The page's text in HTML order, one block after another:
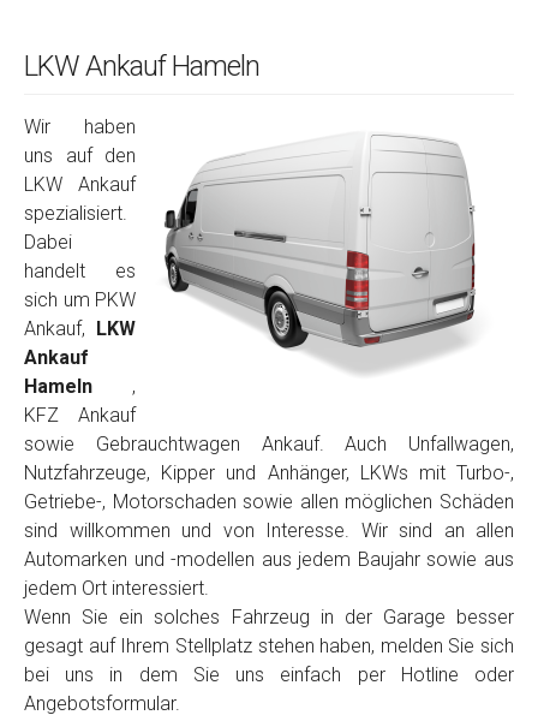
LKW Ankauf Hameln
Wir haben
uns auf den
LKW Ankauf
spezialisiert.
Dabei
handelt es
sich um PKW
Ankauf,
LKW
Ankauf
Hameln ,
KFZ Ankauf
sowie Gebrauchtwagen Ankauf. Auch Unfallwagen,
Nutzfahrzeuge, Kipper und Anhänger, LKWs mit Turbo-,
Getriebe-, Motorschaden sowie allen möglichen Schäden
sind willkommen und von Interesse. Wir sind an allen
Automarken und -modellen aus jedem Baujahr sowie aus
jedem Ort interessiert.
Wenn Sie ein solches Fahrzeug in der Garage besser
gesagt auf Ihrem Stellplatz stehen haben, melden Sie sich
bei uns in dem Sie uns einfach per Hotline oder
Angebotsformular.